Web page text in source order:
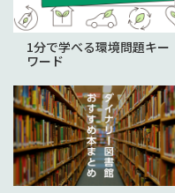
1分で学べる環境問題キー
ワード